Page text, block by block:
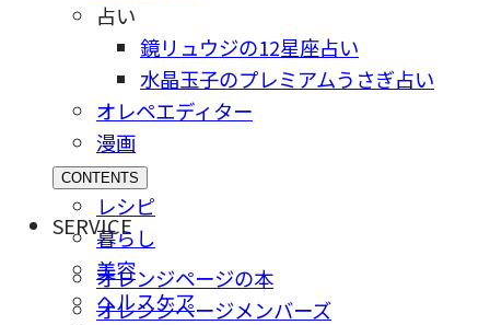
占い
鏡リュウジの12星座占い
水晶玉子のプレミアムうさぎ占い
オレペエディター
漫画
CONTENTS
レシピ
暮らし
美容
ヘルスケア
SERVICE
オレンジページの本
オレンジページメンバーズ